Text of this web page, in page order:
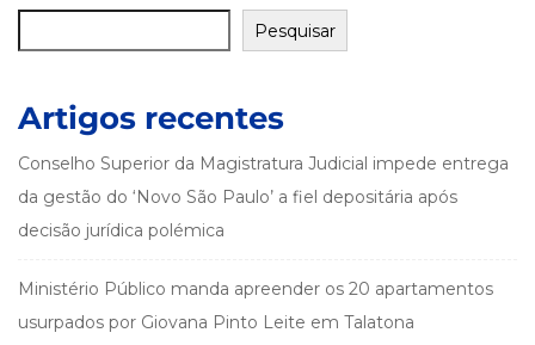
Pesquisar
Artigos recentes
Conselho Superior da Magistratura Judicial impede entrega
da gestão do ‘Novo São Paulo’ a fiel depositária após
decisão jurídica polémica
Ministério Público manda apreender os 20 apartamentos
usurpados por Giovana Pinto Leite em Talatona